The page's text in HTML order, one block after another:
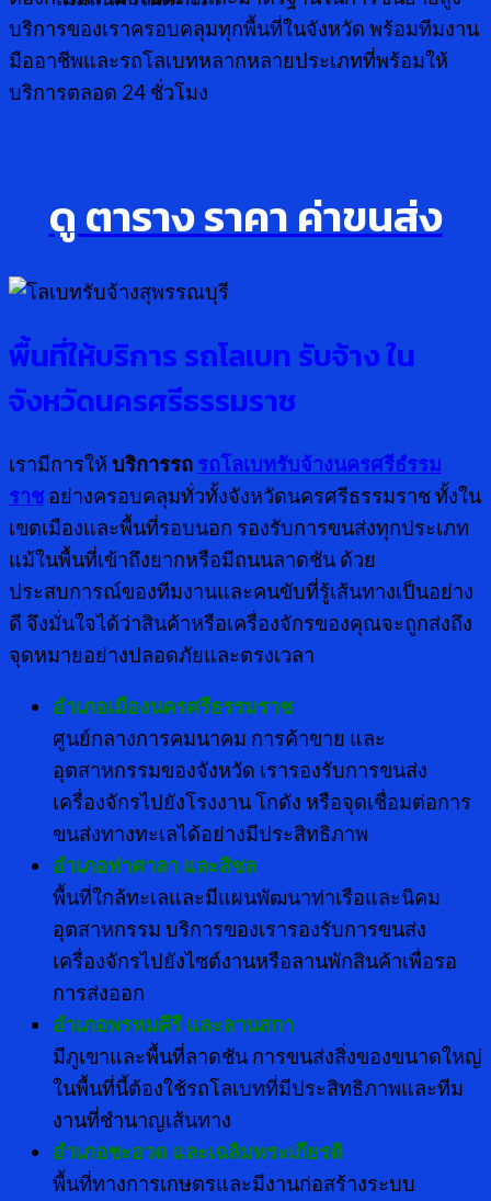
บริการของเราครอบคลุมทุกพื้นที่ในจังหวัด พร้อมทีมงาน
มืออาชีพและรถโลเบทหลากหลายประเภทที่พร้อมให้
บริการตลอด 24 ชั่วโมง
ดู ตาราง ราคา ค่าขนส่ง
พื้นที่ให้บริการ รถโลเบท รับจ้าง ใน
จังหวัดนครศรีธรรมราช
เรามีการให้ บริการรถ รถโลเบทรับจ้างนครศรีธํรรม
ราช อย่างครอบคลุมทั่วทั้งจังหวัดนครศรีธรรมราช ทั้งใน
เขตเมืองและพื้นที่รอบนอก รองรับการขนส่งทุกประเภท
แม้ในพื้นที่เข้าถึงยากหรือมีถนนลาดชัน ด้วย
ประสบการณ์ของทีมงานและคนขับที่รู้เส้นทางเป็นอย่าง
ดี จึงมั่นใจได้ว่าสินค้าหรือเครื่องจักรของคุณจะถูกส่งถึง
จุดหมายอย่างปลอดภัยและตรงเวลา
อำเภอเมืองนครศรีธรรมราช
ศูนย์กลางการคมนาคม การค้าขาย และ
อุตสาหกรรมของจังหวัด เรารองรับการขนส่ง
เครื่องจักรไปยังโรงงาน โกดัง หรือจุดเชื่อมต่อการ
ขนส่งทางทะเลได้อย่างมีประสิทธิภาพ
อำเภอท่าศาลา และสิชล
พื้นที่ใกล้ทะเลและมีแผนพัฒนาท่าเรือและนิคม
อุตสาหกรรม บริการของเรารองรับการขนส่ง
เครื่องจักรไปยังไซต์งานหรือลานพักสินค้าเพื่อรอ
การส่งออก
อำเภอพรหมคีรี และลานสกา
มีภูเขาและพื้นที่ลาดชัน การขนส่งสิ่งของขนาดใหญ่
ในพื้นที่นี้ต้องใช้รถโลเบทที่มีประสิทธิภาพและทีม
งานที่ชำนาญเส้นทาง
อำเภอชะอวด และเฉลิมพระเกียรติ
พื้นที่ทางการเกษตรและมีงานก่อสร้างระบบ